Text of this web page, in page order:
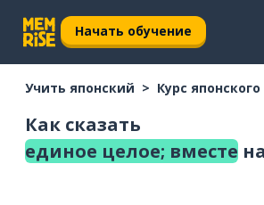
Начать обучение
Учить японский Курс
Как сказать
единое целое; вместе